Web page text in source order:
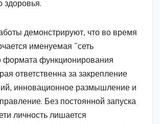
здоровья.
демонстрируют, что во время
именуемая “сеть
формата функционирования
ответственна за закрепление
инновационное размышление и
Без постоянной запуска
личность лишается